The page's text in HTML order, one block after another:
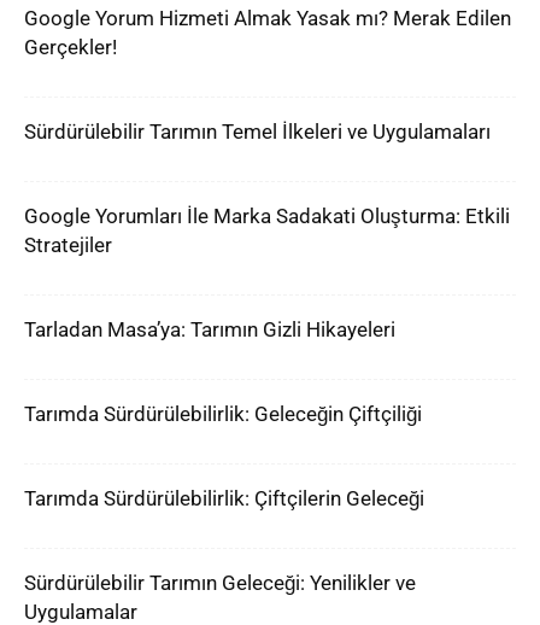
Google Yorum Hizmeti Almak Yasak mı? Merak Edilen
Gerçekler!
Sürdürülebilir Tarımın Temel İlkeleri ve Uygulamaları
Google Yorumları İle Marka Sadakati Oluşturma: Etkili
Stratejiler
Tarladan Masa’ya: Tarımın Gizli Hikayeleri
Tarımda Sürdürülebilirlik: Geleceğin Çiftçiliği
Tarımda Sürdürülebilirlik: Çiftçilerin Geleceği
Sürdürülebilir Tarımın Geleceği: Yenilikler ve
Uygulamalar